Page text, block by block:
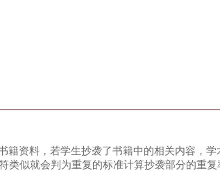
籍资料，若学生抄袭了书籍中的相关内容，学
类似就会判为重复的标准计算抄袭部分的重复